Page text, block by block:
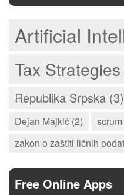
Artificial
Tax
Republika Srpska (3)
Dejan Majkić (2)
zakon o zaštiti ličnih
Free Online Apps